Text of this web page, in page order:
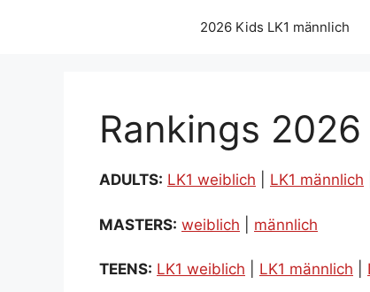
2026 Kids LK1 männlich
Rankings 2026
ADULTS: LK1 weiblich LK1 männlich
MASTERS: weiblich männlich
TEENS: LK1 weiblich LK1 männlich